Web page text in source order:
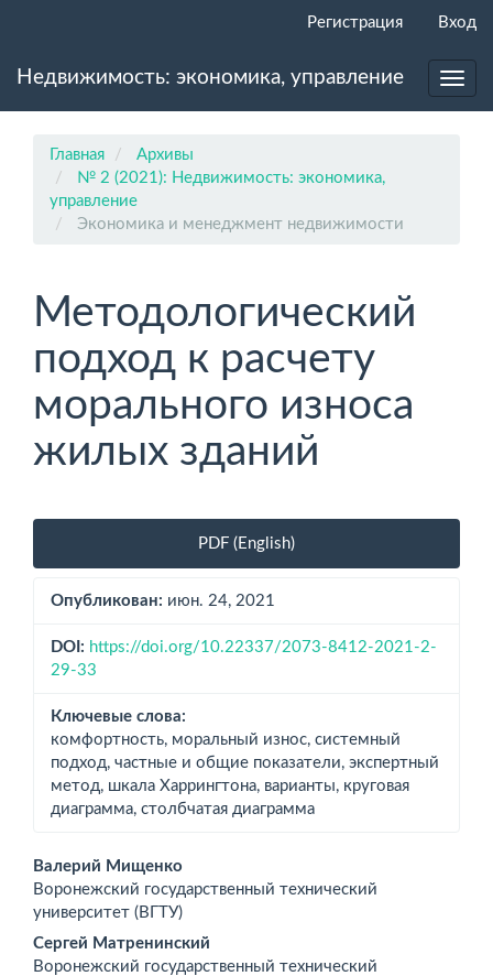
Основное
панель
Регистрация Вход
Недвижимость: экономика, управление
Главная
Архивы
№ 2 (2021): Недвижимость: экономика,
управление
Экономика и менеджмент недвижимости
Методологический
подход к расчету
морального износа
жилых зданий
Боковая
панель
статьи
PDF (English)
Опубликован: июн. 24, 2021
DOI: https://doi.org/10.22337/2073-8412-2021-2-
29-33
Ключевые слова:
комфортность, моральный износ, системный
подход, частные и общие показатели, экспертный
метод, шкала Харрингтона, варианты, круговая
диаграмма, столбчатая диаграмма
Основное
содержимое
статьи
Валерий Мищенко
Воронежский государственный технический
университет (ВГТУ)
Сергей Матренинский
Воронежский государственный технический